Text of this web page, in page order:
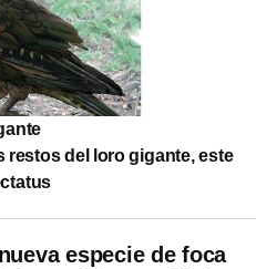
restos del loro gigante, este
especie de foca